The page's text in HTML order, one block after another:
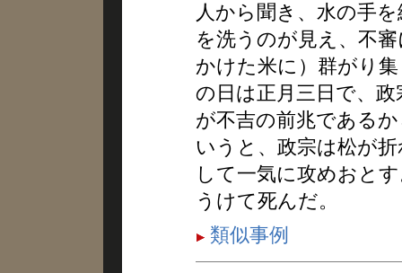
人から聞き、水の手
を洗うのが見え、不
かけた米に）群がり
の日は正月三日で、
が不吉の前兆である
いうと、政宗は松が
して一気に攻めおと
うけて死んだ。
類似事例